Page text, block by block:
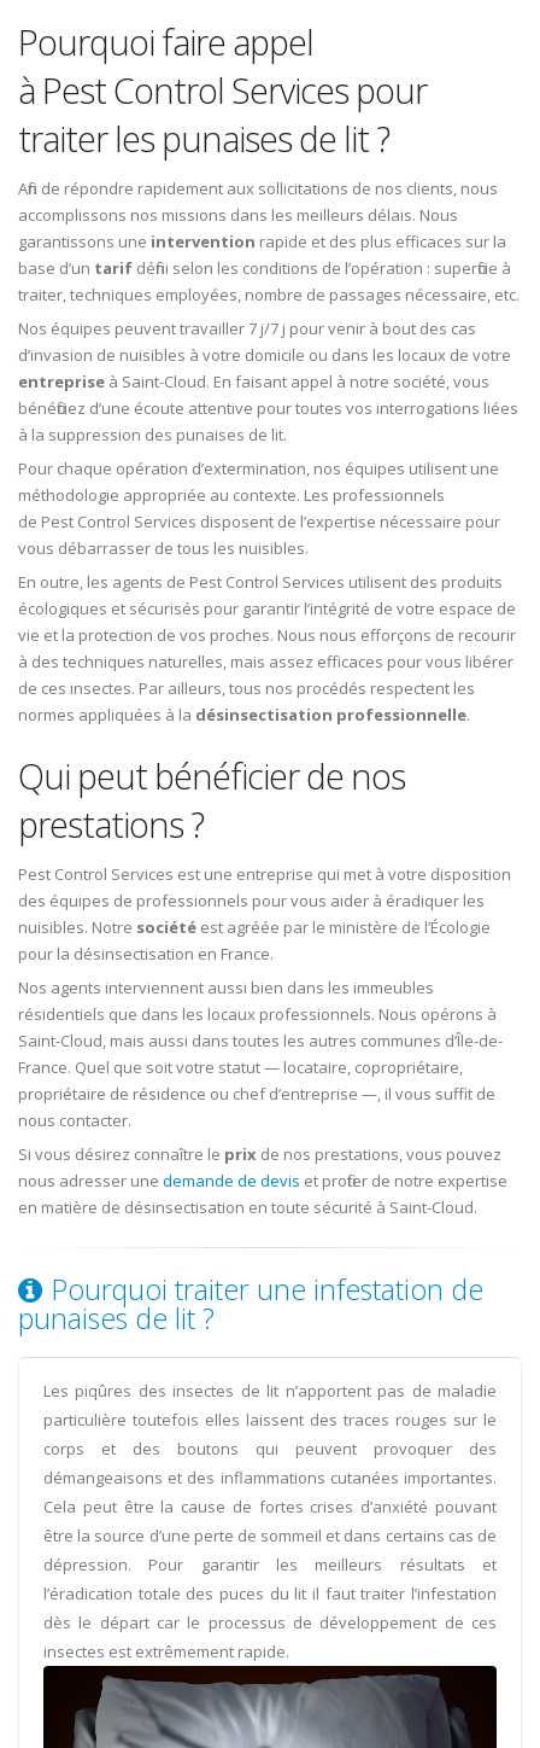
Pourquoi faire appel
à Pest Control Services pour
traiter les punaises de lit ?
Afin de répondre rapidement aux sollicitations de nos clients, nous
accomplissons nos missions dans les meilleurs délais. Nous
garantissons une intervention rapide et des plus efficaces sur la
base d’un tarif défini selon les conditions de l’opération : superficie à
traiter, techniques employées, nombre de passages nécessaire, etc.
Nos équipes peuvent travailler 7 j/7 j pour venir à bout des cas
d’invasion de nuisibles à votre domicile ou dans les locaux de votre
entreprise à Saint-Cloud. En faisant appel à notre société, vous
bénéficiez d’une écoute attentive pour toutes vos interrogations liées
à la suppression des punaises de lit.
Pour chaque opération d’extermination, nos équipes utilisent une
méthodologie appropriée au contexte. Les professionnels
de Pest Control Services disposent de l’expertise nécessaire pour
vous débarrasser de tous les nuisibles.
En outre, les agents de Pest Control Services utilisent des produits
écologiques et sécurisés pour garantir l’intégrité de votre espace de
vie et la protection de vos proches. Nous nous efforçons de recourir
à des techniques naturelles, mais assez efficaces pour vous libérer
de ces insectes. Par ailleurs, tous nos procédés respectent les
normes appliquées à la désinsectisation professionnelle.
Qui peut bénéficier de nos
prestations ?
Pest Control Services est une entreprise qui met à votre disposition
des équipes de professionnels pour vous aider à éradiquer les
nuisibles. Notre société est agréée par le ministère de l’Écologie
pour la désinsectisation en France.
Nos agents interviennent aussi bien dans les immeubles
résidentiels que dans les locaux professionnels. Nous opérons à
Saint-Cloud, mais aussi dans toutes les autres communes d’Île-de-
France. Quel que soit votre statut — locataire, copropriétaire,
propriétaire de résidence ou chef d’entreprise —, il vous suffit de
nous contacter.
Si vous désirez connaître le prix de nos prestations, vous pouvez
nous adresser une demande de devis et profiter de notre expertise
en matière de désinsectisation en toute sécurité à Saint-Cloud.
Pourquoi traiter une infestation de
punaises de lit ?
Les piqûres des insectes de lit n’apportent pas de maladie
particulière toutefois elles laissent des traces rouges sur le
corps et des boutons qui peuvent provoquer des
démangeaisons et des inflammations cutanées importantes.
Cela peut être la cause de fortes crises d’anxiété pouvant
être la source d’une perte de sommeil et dans certains cas de
dépression. Pour garantir les meilleurs résultats et
l’éradication totale des puces du lit il faut traiter l’infestation
dès le départ car le processus de développement de ces
insectes est extrêmement rapide.